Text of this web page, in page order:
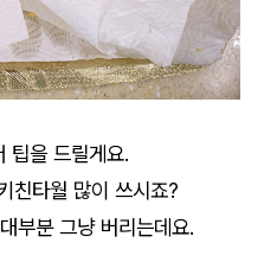
팁을 드릴게요.
친타월 많이 쓰시죠?
부분 그냥 버리는데요.